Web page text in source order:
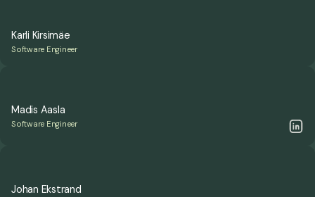
Karli Kirsimäe
Software Engineer
Madis Aasla
Software Engineer
Johan Ekstrand